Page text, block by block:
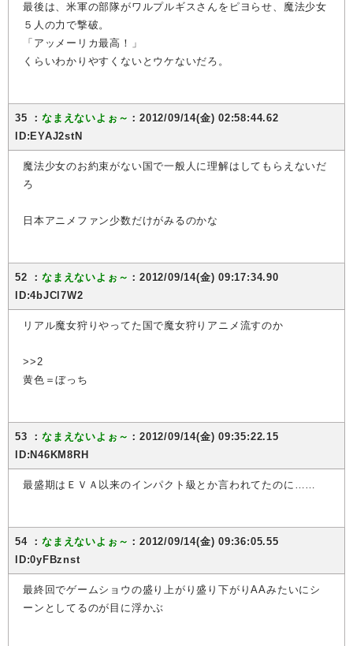
最後は、米軍の部隊がワルプルギスさんをピヨらせ、魔法少女
５人の力で撃破。
「アッメーリカ最高！」
くらいわかりやすくないとウケないだろ。
35 ：なまえないよぉ～ ：2012/09/14(金) 02:58:44.62
ID:EYAJ2stN
魔法少女のお約束がない国で一般人に理解はしてもらえないだ
ろ
日本アニメファン少数だけがみるのかな
52 ：なまえないよぉ～ ：2012/09/14(金) 09:17:34.90
ID:4bJCl7W2
リアル魔女狩りやってた国で魔女狩りアニメ流すのか
>>2
黄色＝ぼっち
53 ：なまえないよぉ～ ：2012/09/14(金) 09:35:22.15
ID:N46KM8RH
最盛期はＥＶＡ以来のインパクト級とか言われてたのに……
54 ：なまえないよぉ～ ：2012/09/14(金) 09:36:05.55
ID:0yFBznst
最終回でゲームショウの盛り上がり盛り下がりAAみたいにシ
ーンとしてるのが目に浮かぶ